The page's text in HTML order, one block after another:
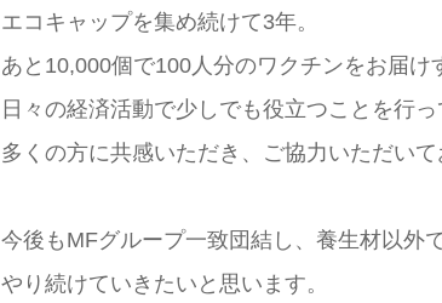
エコキャップを集め続けて3年。
あと10,000個で100人分のワクチンをお届け
日々の経済活動で少しでも役立つことを行
多くの方に共感いただき、ご協力いただいて
今後もMFグループ一致団結し、養生材以外
やり続けていきたいと思います。